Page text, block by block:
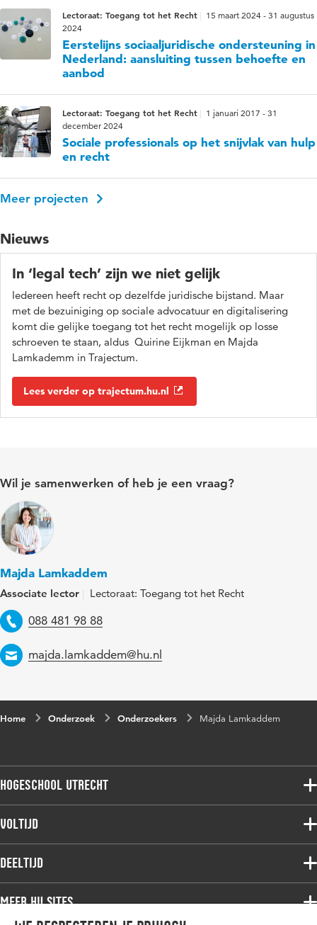
Lectoraat: Toegang tot het Recht
15 maart 2024 - 31 augustus
2024
Eerstelijns sociaaljuridische ondersteuning in
Nederland: aansluiting tussen behoefte en
aanbod
Lectoraat: Toegang tot het Recht
1 januari 2017 - 31
december 2024
Sociale professionals op het snijvlak van hulp
en recht
Meer projecten
Nieuws
In ‘legal tech’ zijn we niet gelijk
Iedereen heeft recht op dezelfde juridische bijstand. Maar
met de bezuiniging op sociale advocatuur en digitalisering
komt die gelijke toegang tot het recht mogelijk op losse
schroeven te staan, aldus Quirine Eijkman en Majda
Lamkademm in Trajectum.
Lees verder op trajectum.hu.nl
Wil je samenwerken of heb je een vraag?
Majda Lamkaddem
Associate lector Lectoraat: Toegang tot het Recht
Telefoon
088 481 98 88
Email
majda.lamkaddem@hu.nl
Home Onderzoek Onderzoekers Majda Lamkaddem
Hogeschool Utrecht
Voltijdopleidingen
Onderzoek
Voltijd
Associate degree
Master
Deeltijd
Associate degree
Bachelor
Meer HU sites